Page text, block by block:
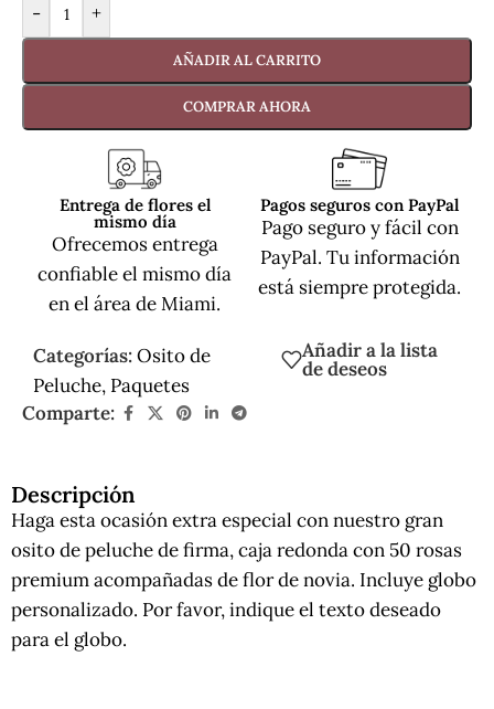
- +
AÑADIR AL CARRITO
COMPRAR AHORA
Entrega de flores el
mismo día
Ofrecemos entrega
confiable el mismo día
en el área de Miami.
Pagos seguros con PayPal
Pago seguro y fácil con
PayPal. Tu información
está siempre protegida.
Categorías:Osito de
Peluche, Paquetes
Añadir a la lista
de deseos
Comparte:
Descripción
Haga esta ocasión extra especial con nuestro gran
osito de peluche de firma, caja redonda con 50 rosas
premium acompañadas de flor de novia. Incluye globo
personalizado. Por favor, indique el texto deseado
para el globo.